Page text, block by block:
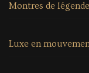
Montres de
Luxe en